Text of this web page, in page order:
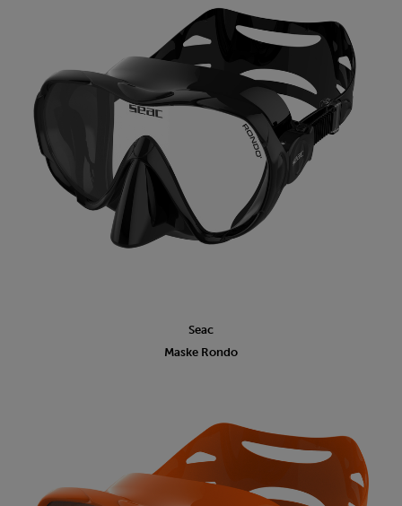
Seac
Maske Rondo